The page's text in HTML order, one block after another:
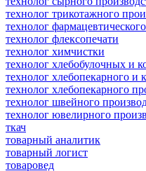
технолог трикотажного
технолог
технолог флексопечати
технолог химчистки
технолог хлебобулочных и
технолог хлебопекарного и
технолог хлебопекарного
технолог швейного
технолог ювелирного
ткач
товарный аналитик
товарный логист
товаровед